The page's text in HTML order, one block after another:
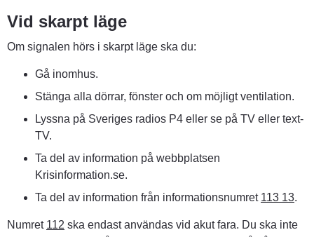
Vid skarpt läge
Om signalen hörs i skarpt läge ska du:
Gå inomhus.
Stänga alla dörrar, fönster och om möjligt ventilation.
Lyssna på Sveriges radios P4 eller se på TV eller text-
TV.
Ta del av information på webbplatsen
Krisinformation.se.
Ta del av information från informationsnumret 113 13.
Numret 112 ska endast användas vid akut fara. Du ska inte